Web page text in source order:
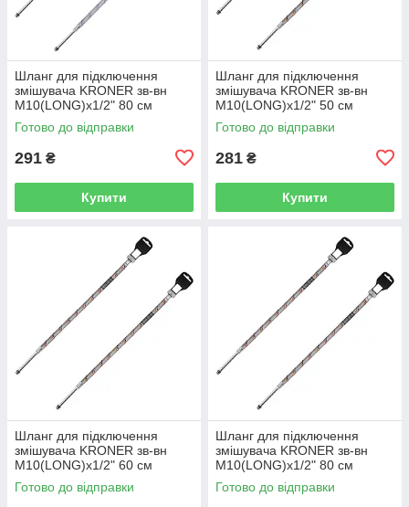
Шланг для підключення
змішувача KRONER зв-вн
M10(LONG)x1/2" 80 см
297364 CV036713
Готово до відправки
291 ₴
Купити
Шланг для підключення
змішувача KRONER зв-вн
M10(LONG)x1/2" 50 см
297365 CV036714
Готово до відправки
281 ₴
Купити
Шланг для підключення
змішувача KRONER зв-вн
M10(LONG)x1/2" 60 см
297366 CV036715
Готово до відправки
Шланг для підключення
змішувача KRONER зв-вн
M10(LONG)x1/2" 80 см
297367 CV036716
Готово до відправки